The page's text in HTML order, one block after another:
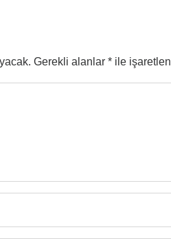
Gerekli alanlar * ile